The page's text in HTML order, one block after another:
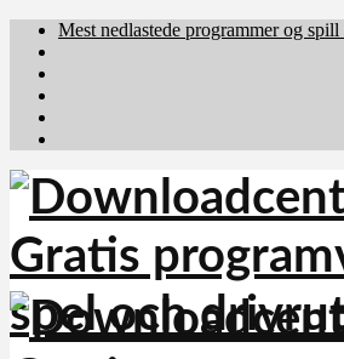
Mest nedlastede programmer og